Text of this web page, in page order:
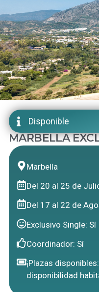
Disponible
MARBELLA
Marbella
Del 20 al 25 de
Del 17 al 22 de
Exclusivo Single: Sí
Coordinador: Sí
¡Plazas
disponibilidad